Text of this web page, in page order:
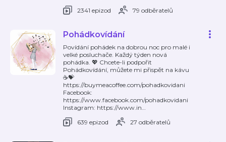
2341 epizod
79 odběratelů
Pohádkovídání
Povídání pohádek na dobrou noc pro malé i
velké posluchače. Každý týden nová
pohádka. 💖 Chcete-li podpořit
Pohádkovídání, můžete mi přispět na kávu
☕️💝
https://buymeacoffee.com/pohadkovidani
Facebook:
https://www.facebook.com/pohadkovidani
Instagram: https://www.in…
639 epizod
27 odběratelů